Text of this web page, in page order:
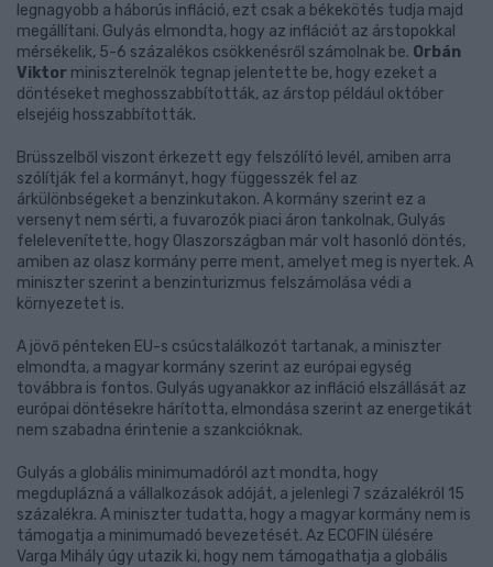
legnagyobb a háborús infláció, ezt csak a békekötés tudja majd
megállítani. Gulyás elmondta, hogy az inflációt az árstopokkal
mérsékelik, 5-6 százalékos csökkenésről számolnak be. Orbán
Viktor miniszterelnök tegnap jelentette be, hogy ezeket a
döntéseket meghosszabbították, az árstop például október
elsejéig hosszabbították.
Brüsszelből viszont érkezett egy felszólító levél, amiben arra
szólítják fel a kormányt, hogy függesszék fel az
árkülönbségeket a benzinkutakon. A kormány szerint ez a
versenyt nem sérti, a fuvarozók piaci áron tankolnak, Gulyás
felelevenítette, hogy Olaszországban már volt hasonló döntés,
amiben az olasz kormány perre ment, amelyet meg is nyertek. A
miniszter szerint a benzinturizmus felszámolása védi a
környezetet is.
A jövő pénteken EU-s csúcstalálkozót tartanak, a miniszter
elmondta, a magyar kormány szerint az európai egység
továbbra is fontos. Gulyás ugyanakkor az infláció elszállását az
európai döntésekre hárította, elmondása szerint az energetikát
nem szabadna érintenie a szankcióknak.
Gulyás a globális minimumadóról azt mondta, hogy
megduplázná a vállalkozások adóját, a jelenlegi 7 százalékról 15
százalékra. A miniszter tudatta, hogy a magyar kormány nem is
támogatja a minimumadó bevezetését. Az ECOFIN ülésére
Varga Mihály úgy utazik ki, hogy nem támogathatja a globális